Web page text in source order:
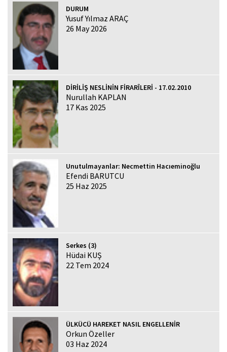
DURUM
Yusuf Yılmaz ARAÇ
26 May 2026
DİRİLİŞ NESLİNİN FİRARÎLERİ - 17.02.2010
Nurullah KAPLAN
17 Kas 2025
Unutulmayanlar: Necmettin Hacıeminoğlu
Efendi BARUTCU
25 Haz 2025
Serkes (3)
Hüdai KUŞ
22 Tem 2024
ÜLKÜCÜ HAREKET NASIL ENGELLENİR
Orkun Özeller
03 Haz 2024